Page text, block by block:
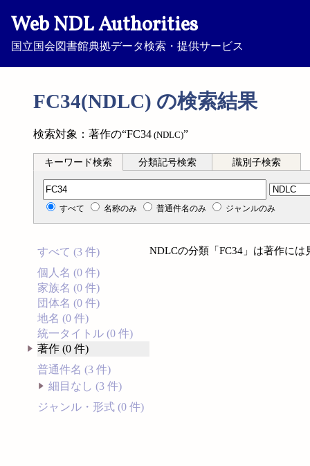
Web NDL Authorities
国立国会図書館典拠データ検索・提供サービス
FC34(NDLC) の検索結果
検索対象：著作の“FC34 (NDLC)”
キーワード検索 分類記号検索 識別子検索
分類記号検索
すべて 名称のみ 普通件名のみ ジャンルのみ
すべて (3 件)
個人名 (0 件)
家族名 (0 件)
団体名 (0 件)
地名 (0 件)
統一タイトル (0 件)
著作 (0 件)
普通件名 (3 件)
細目なし (3 件)
ジャンル・形式 (0 件)
NDLCの分類「FC34」は著作に